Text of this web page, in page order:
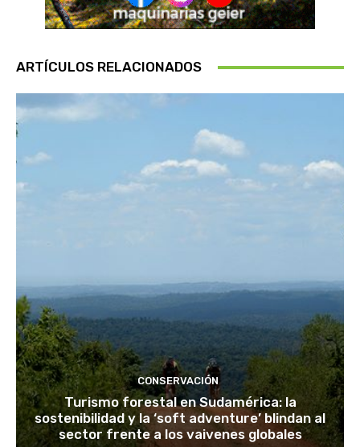
ARTÍCULOS RELACIONADOS
CONSERVACIÓN
Turismo forestal en Sudamérica: la
sostenibilidad y la ‘soft adventure’ blindan al
sector frente a los vaivenes globales